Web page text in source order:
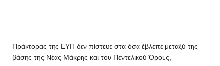
Πράκτορας της ΕΥΠ δεν πίστευε στα όσα έβλεπε μεταξύ της
βάσης της Νέας Μάκρης και του Πεντελικού Όρους,